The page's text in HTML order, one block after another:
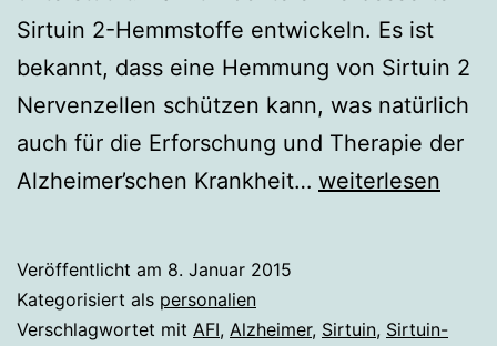
Sirtuin 2-Hemmstoffe entwickeln. Es ist
bekannt, dass eine Hemmung von Sirtuin 2
Nervenzellen schützen kann, was natürlich
auch für die Erforschung und Therapie der
Alzheimer’schen Krankheit… Clemens
weiterlesen
Veröffentlicht am 8. Januar 2015
Kategorisiert als personalien
Verschlagwortet mit AFI, Alzheimer, Sirtuin, Sirtuin-